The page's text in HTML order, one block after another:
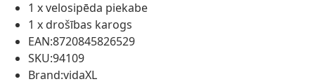
1 x velosipēda piekabe
1 x drošības karogs
EAN:8720845826529
SKU:94109
Brand:vidaXL